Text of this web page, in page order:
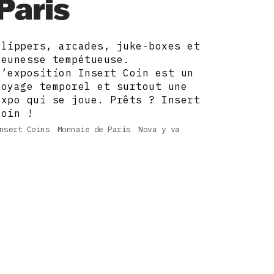
arcades, juke-boxes et
tempétueuse.
Insert Coin est un
temporel et surtout une
qui se joue. Prêts ? Insert
!
Coins Monnaie de Paris Nova y va